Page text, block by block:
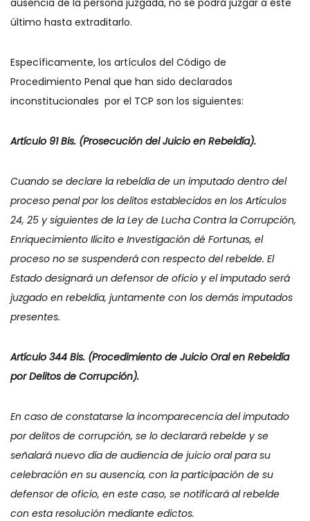
ausencia de la persona juzgada, no se podrá juzgar a éste
último hasta extraditarlo.
Específicamente, los artículos del Código de
Procedimiento Penal que han sido declarados
inconstitucionales por el TCP son los siguientes:
Artículo 91 Bis. (Prosecución del Juicio en Rebeldía).
Cuando se declare la rebeldía de un imputado dentro del
proceso penal por los delitos establecidos en los Artículos
24, 25 y siguientes de la Ley de Lucha Contra la Corrupción,
Enriquecimiento Ilícito e Investigación dé Fortunas, el
proceso no se suspenderá con respecto del rebelde. El
Estado designará un defensor de oficio y el imputado será
juzgado en rebeldía, juntamente con los demás imputados
presentes.
Artículo 344 Bis. (Procedimiento de Juicio Oral en Rebeldía
por Delitos de Corrupción).
En caso de constatarse la incomparecencia del imputado
por delitos de corrupción, se lo declarará rebelde y se
señalará nuevo día de audiencia de juicio oral para su
celebración en su ausencia, con la participación de su
defensor de oficio, en este caso, se notificará al rebelde
con esta resolución mediante edictos.